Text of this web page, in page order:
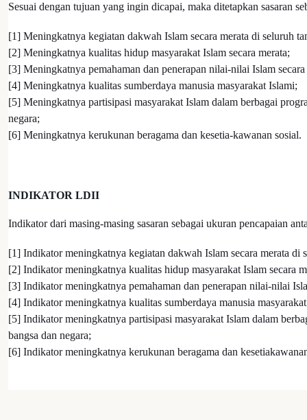
Sesuai dengan tujuan yang ingin dicapai, maka ditetapkan sasaran
[1] Meningkatnya kegiatan dakwah Islam secara merata di seluruh
[2] Meningkatnya kualitas hidup masyarakat Islam secara merata;
[3] Meningkatnya pemahaman dan penerapan nilai-nilai Islam secara
[4] Meningkatnya kualitas sumberdaya manusia masyarakat Islami;
[5] Meningkatnya partisipasi masyarakat Islam dalam berbagai
negara;
[6] Meningkatnya kerukunan beragama dan kesetia-kawanan sosial.
INDIKATOR LDII
Indikator dari masing-masing sasaran sebagai ukuran pencapaian
[1] Indikator meningkatnya kegiatan dakwah Islam secara merata di
[2] Indikator meningkatnya kualitas hidup masyarakat Islam secara
[3] Indikator meningkatnya pemahaman dan penerapan nilai-nilai
[4] Indikator meningkatnya kualitas sumberdaya manusia
[5] Indikator meningkatnya partisipasi masyarakat Islam dalam
bangsa dan negara;
[6] Indikator meningkatnya kerukunan beragama dan